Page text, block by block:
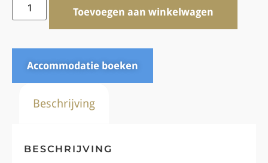
Toevoegen aan winkelwagen
Accommodatie boeken
Beschrijving
BESCHRIJVING